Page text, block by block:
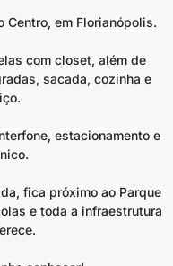
Centro, em Florianópolis.
com closet, além de
sacada, cozinha e
estacionamento e
fica próximo ao Parque
e toda a infraestrutura